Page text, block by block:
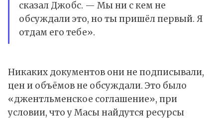
сказал Джобс. — Мы ни с кем не
обсуждали это, но ты пришёл первый. Я
отдам его тебе».
Никаких документов они не подписывали,
цен и объёмов не обсуждали. Это было
«джентльменское соглашение», при
условии, что у Масы найдутся ресурсы